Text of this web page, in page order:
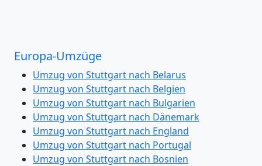
Europa-Umzüge
Umzug von Stuttgart nach Belarus
Umzug von Stuttgart nach Belgien
Umzug von Stuttgart nach Bulgarien
Umzug von Stuttgart nach Dänemark
Umzug von Stuttgart nach England
Umzug von Stuttgart nach Portugal
Umzug von Stuttgart nach Bosnien